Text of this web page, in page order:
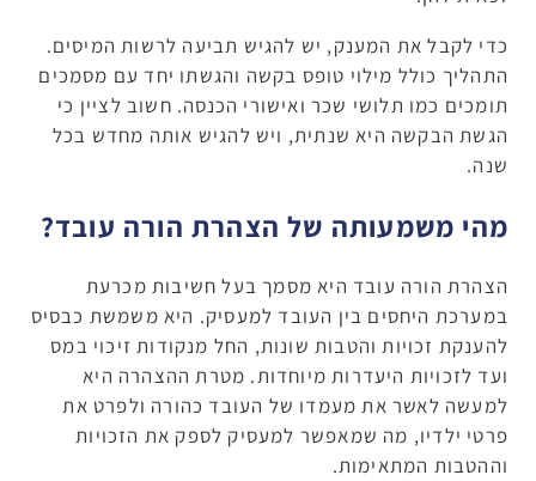
כדי לקבל את המענק, יש להגיש תביעה לרשות המיסים.
התהליך כולל מילוי טופס בקשה והגשתו יחד עם מסמכים
תומכים כמו תלושי שכר ואישורי הכנסה. חשוב לציין כי
הגשת הבקשה היא שנתית, ויש להגיש אותה מחדש בכל
שנה.
מהי משמעותה של הצהרת הורה עובד?
הצהרת הורה עובד היא מסמך בעל חשיבות מכרעת
במערכת היחסים בין העובד למעסיק. היא משמשת כבסיס
להענקת זכויות והטבות שונות, החל מנקודות זיכוי במס
ועד לזכויות היעדרות מיוחדות. מטרת ההצהרה היא
למעשה לאשר את מעמדו של העובד כהורה ולפרט את
פרטי ילדיו, מה שמאפשר למעסיק לספק את הזכויות
וההטבות המתאימות.